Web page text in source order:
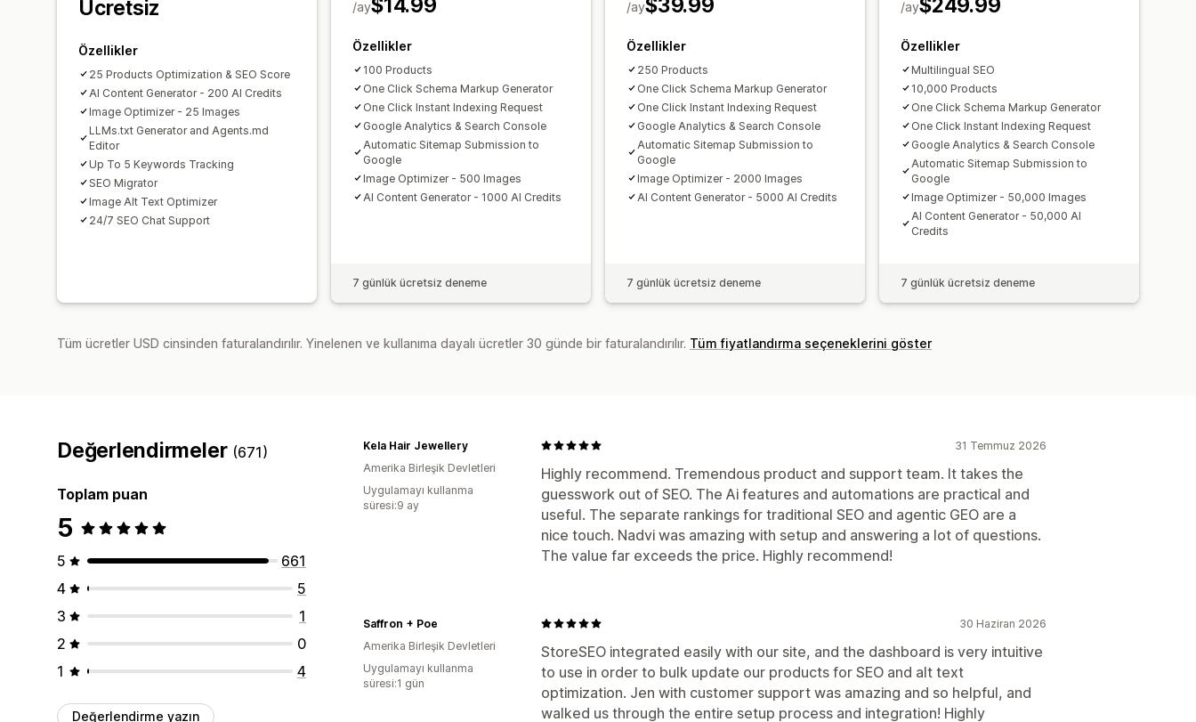
Anahtar sözcük analizi İçerik analizi
İzleme
Ücretsiz
Özellikler
25 Products Optimization & SEO Score
AI Content Generator - 200 AI Credits
Image Optimizer - 25 Images
LLMs.txt Generator and Agents.md
Editor
Up To 5 Keywords Tracking
SEO Migrator
Image Alt Text Optimizer
24/7 SEO Chat Support
$14.99
/ay
Özellikler
100 Products
One Click Schema Markup Generator
One Click Instant Indexing Request
Google Analytics & Search Console
Automatic Sitemap Submission to
Google
Image Optimizer - 500 Images
AI Content Generator - 1000 AI Credits
7 günlük ücretsiz deneme
$39.99
/ay
Özellikler
250 Products
One Click Schema Markup Generator
One Click Instant Indexing Request
Google Analytics & Search Console
Automatic Sitemap Submission to
Google
Image Optimizer - 2000 Images
AI Content Generator - 5000 AI Credits
7 günlük ücretsiz deneme
$249.99
/ay
Özellikler
Multilingual SEO
10,000 Products
One Click Schema Markup Generator
One Click Instant Indexing Request
Google Analytics & Search Console
Automatic Sitemap Submission to
Google
Image Optimizer - 50,000 Images
AI Content Generator - 50,000 AI
Credits
7 günlük ücretsiz deneme
Tüm ücretler USD cinsinden faturalandırılır. Yinelenen ve kullanıma dayalı ücretler 30 günde bir faturalandırılır. Tüm fiyatlandırma seçeneklerini göster
Değerlendirmeler (671)
Toplam puan
5
5
661
4
5
3
1
2
0
1
4
Değerlendirme yazın
31 Temmuz 2026
Highly recommend. Tremendous product and support team. It takes the
guesswork out of SEO. The Ai features and automations are practical and
useful. The separate rankings for traditional SEO and agentic GEO are a
nice touch. Nadvi was amazing with setup and answering a lot of questions.
The value far exceeds the price. Highly recommend!
Kela Hair Jewellery
Amerika Birleşik Devletleri
Uygulamayı kullanma
süresi:9 ay
30 Haziran 2026
StoreSEO integrated easily with our site, and the dashboard is very intuitive
to use in order to bulk update our products for SEO and alt text
optimization. Jen with customer support was amazing and so helpful, and
walked us through the entire setup process and integration! Highly
Saffron + Poe
Amerika Birleşik Devletleri
Uygulamayı kullanma
süresi:1 gün